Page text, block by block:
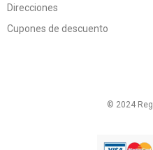
Direcciones
Cupones de descuento
© 2024